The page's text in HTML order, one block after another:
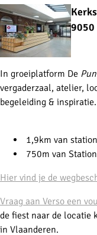
9050
In groeiplatform De
vergaderzaal, atelier,
begeleiding & inspiratie.
1,9km van
750m van
Hier vind je de
Vraag aan Verso een
de fiest naar de locatie
in Vlaanderen.